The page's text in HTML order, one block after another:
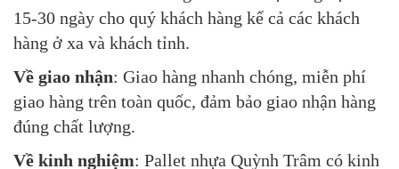
15-30 ngày cho quý khách hàng kể cả các khách
hàng ở xa và khách tỉnh.
Về giao nhận: Giao hàng nhanh chóng, miễn phí
giao hàng trên toàn quốc, đảm bảo giao nhận hàng
đúng chất lượng.
Về kinh nghiệm: Pallet nhựa Quỳnh Trâm có kinh